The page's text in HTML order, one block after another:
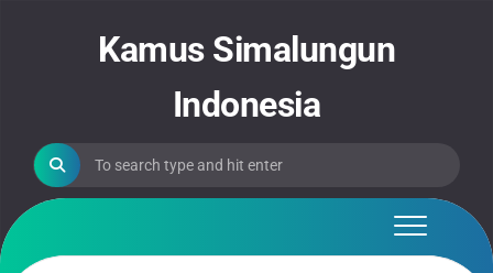
Kamus Simalungun
Indonesia